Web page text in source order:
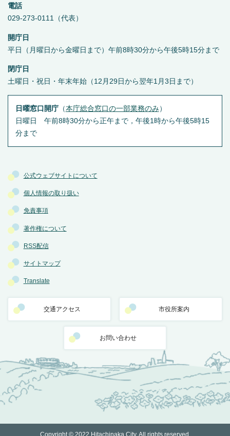
公式ウェブサイトについて
個人情報の取り扱い
免責事項
著作権について
RSS配信
サイトマップ
Translate
交通アクセス 市役所案内
お問い合わせ
電話
029-273-0111（代表）
開庁日
平日（月曜日から金曜日まで）午前8時30分から午後5時15分まで
閉庁日
土曜日・祝日・年末年始（12月29日から翌年1月3日まで）
日曜窓口開庁（本庁総合窓口の一部業務のみ ）
日曜日 午前8時30分から正午まで，午後1時から午後5時15
分まで
Copyright © 2022 Hitachinaka City. All rights reserved.